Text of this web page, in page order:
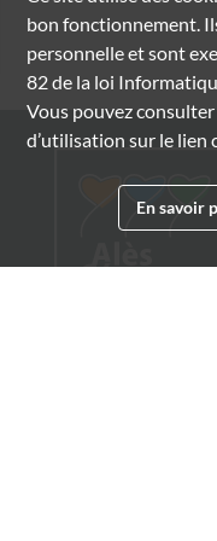
bon fonctionnement.
personnelle et sont
82 de la loi
Vous pouvez
d’utilisation sur le lien
En savoir